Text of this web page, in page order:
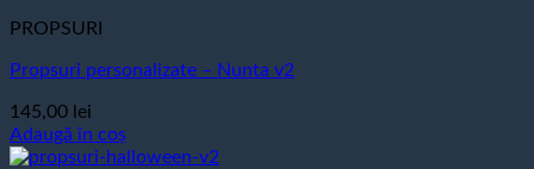
PROPSURI
Propsuri personalizate – Nunta v2
145,00 lei
Adaugă în coș